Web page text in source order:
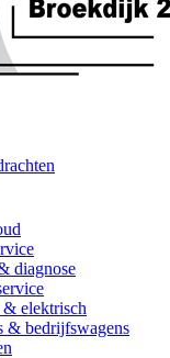
diagnose
elektrisch
& bedrijfswagens